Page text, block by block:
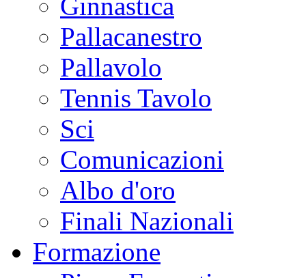
Pallacanestro
Pallavolo
Tennis Tavolo
Sci
Comunicazioni
Albo d'oro
Finali Nazionali
Formazione